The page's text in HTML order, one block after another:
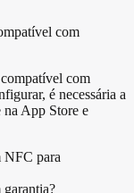
com
com
é necessária a
App Store e
NFC para